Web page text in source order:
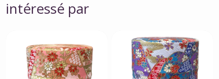
intéressé par